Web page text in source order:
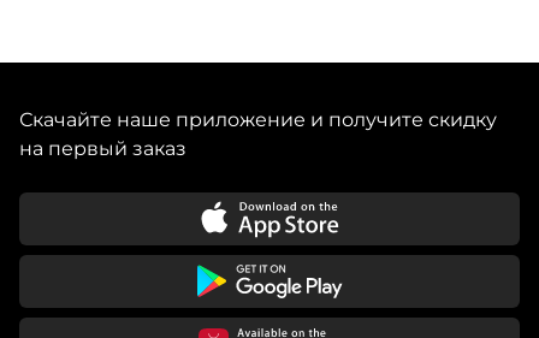
Скачайте наше приложение и получите скидку
на первый заказ